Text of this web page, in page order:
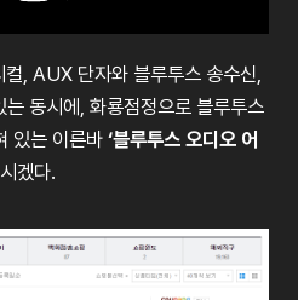
컬, AUX 단자와 블루투스 송수신,
는 동시에 , 화룡점정으로 블루투스
있는 이른바 ‘블루투스 오디오 어
겠다.